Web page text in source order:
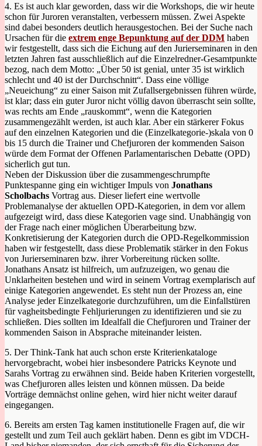
4. Es ist auch klar geworden, dass wir die Workshops, die wir heute
schon für Juroren veranstalten, verbessern müssen. Zwei Aspekte
sind dabei besonders deutlich herausgestochen. Bei der Suche nach
Ursachen für die extrem enge Bepunktung auf der DDM haben
wir festgestellt, dass sich die Eichung auf den Jurierseminaren in den
letzten Jahren fast ausschließlich auf die Einzelredner-Gesamtpunkte
bezog, nach dem Motto: „Über 50 ist genial, unter 35 ist wirklich
schlecht und 40 ist der Durchschnitt“. Dass eine völlige
„Neueichung“ zu einer Saison mit Zufallsergebnissen führen würde,
ist klar; dass ein guter Juror nicht völlig davon überrascht sein sollte,
was rechts am Ende „rauskommt“, wenn die Kategorien
zusammengezählt werden, ist auch klar. Aber ein stärkerer Fokus
auf den einzelnen Kategorien und die (Einzelkategorie-)skala von 0
bis 15 durch die Trainer und Chefjuroren der kommenden Saison
würde dem Format der Offenen Parlamentarischen Debatte (OPD)
sicherlich gut tun.
Neben der Diskussion über die zusammengeschrumpfte
Punktespanne ging ein wichtiger Impuls von Jonathans
Scholbachs Vortrag aus. Dieser liefert eine wertvolle
Problemanalyse der aktuellen OPD-Kategorien, in dem vor allem
aufgezeigt wird, dass diese Kategorien vage sind. Unabhängig von
der Frage nach einer möglichen Überarbeitung bzw.
Konkretisierung der Kategorien durch die OPD-Regelkommission
haben wir festgestellt, dass diese Problematik stärker in den Fokus
von Jurierseminaren bzw. ihrer Vorbereitung rücken sollte.
Jonathans Ansatz ist hilfreich, um aufzuzeigen, wo genau die
Unklarheiten bestehen und wird in seinem Vortrag exemplarisch auf
einige Kategorien angewendet. Es steht nun der Prozess an, eine
Analyse jeder Einzelkategorie durchzuführen, um die Einfallstüren
für vagheitsbedingte Fehljurierungen zu identifizieren und sie zu
schließen. Dies sollten im Idealfall die Chefjuroren und Trainer der
kommenden Saison in Absprache miteinander leisten.
5. Der Think-Tank hat auch schon erste Kriterienkataloge
hervorgebracht, wobei hier insbesondere Patricks Keynote und
Sarahs Vortrag zu erwähnen sind. Beide haben Kriterien vorgestellt,
was Chefjuroren alles leisten und können müssen. Da beide
Vorträge demnächst online gehen, wird hier nicht weiter darauf
eingegangen.
6. Bereits am ersten Tag kamen institutionelle Fragen auf, die wir
gestellt und zum Teil auch geklärt haben. Denn es gibt im VDCH-